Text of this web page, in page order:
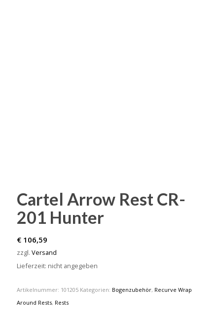
Cartel Arrow Rest CR-
201 Hunter
€106,59
zzgl. Versand
Lieferzeit: nicht angegeben
Artikelnummer: 101205 Kategorien: Bogenzubehör, Recurve Wrap
Around Rests, Rests